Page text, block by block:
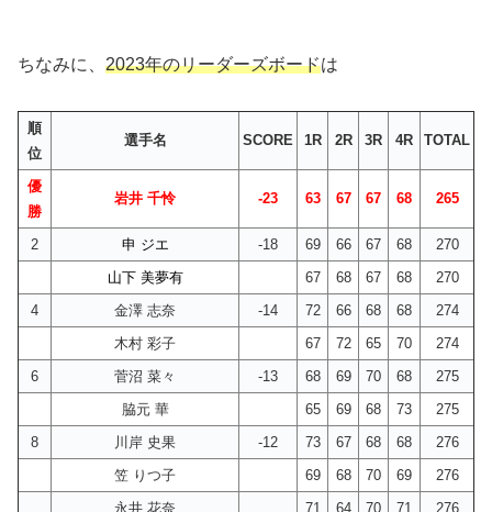
ちなみに、 2023年のリーダーズボードは
順
位
選手名 SCORE 1R 2R 3R 4R TOTAL
優
勝
岩井 千怜 -23 63 67 67 68 265
2 申 ジエ -18 69 66 67 68
270
山下 美夢有
67 68 67 68
270
4
金澤 志奈 -14 72 66 68 68
274
木村 彩子
67 72 65 70
274
6
菅沼 菜々 -13 68 69 70 68
275
脇元 華
65 69 68 73
275
8
川岸 史果 -12 73 67 68 68
276
笠 りつ子
69 68 70 69
276
永井 花奈
71 64 70 71 276